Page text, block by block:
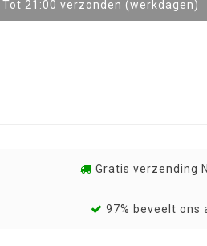
Tot 21:00 verzonden (werkdagen)
Gratis verzending
97% beveelt ons